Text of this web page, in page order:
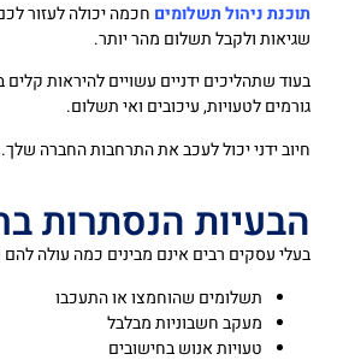
תוכנת ניהול תשלומים חכמה יכולה לעזור
שגיאות ולקבל תשלום מהר יותר.
בעוד שתהליכים ידניים עשויים להיראות
גורמים לטעויות, עיכובים ואי תשלום.
חיוב ידני יכול לעכב את התרחבות החברה שלך.
הבעיות הנסתרות
בעלי עסקים רבים אינם מבינים כמה עולה להם
תשלומים שהוחמצו או התעכבו
מעקב חשבוניות מבלבל
טעויות אנוש בחישובים